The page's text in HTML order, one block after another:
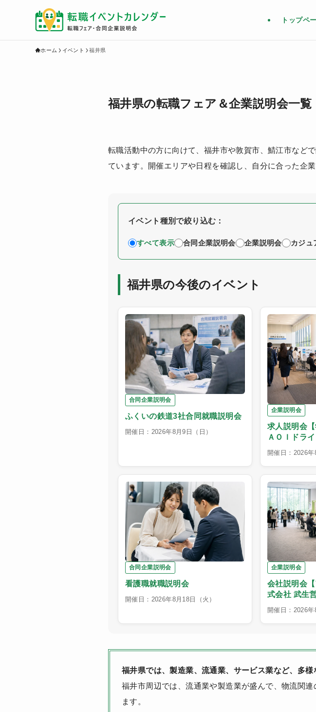
トップペ
ホーム イベント 福井県
福井県の転職フェア＆企業説明会一覧
転職活動中の方に向けて、福井市や敦賀市、鯖江市など
ています。開催エリアや日程を確認し、自分に合った企
イベント種別で絞り込む：
すべて表示 合同企業説明会 企業説明会 カジュ
福井県の今後のイベント
合同企業説明会
ふくいの鉄道3社合同就職説明会
開催日：2026年8月9日（日）
企業説明会
求人説明会
ＡＯＩドラ
校】
開催日：2026年
合同企業説明会
看護職就職説明会
開催日：2026年8月18日（火）
企業説明会
会社説明会
式会社 武生
開催日：2026年
福井県では、製造業、流通業、サービス業など、多様
福井市周辺では、流通業や製造業が盛んで、物流関
ます。